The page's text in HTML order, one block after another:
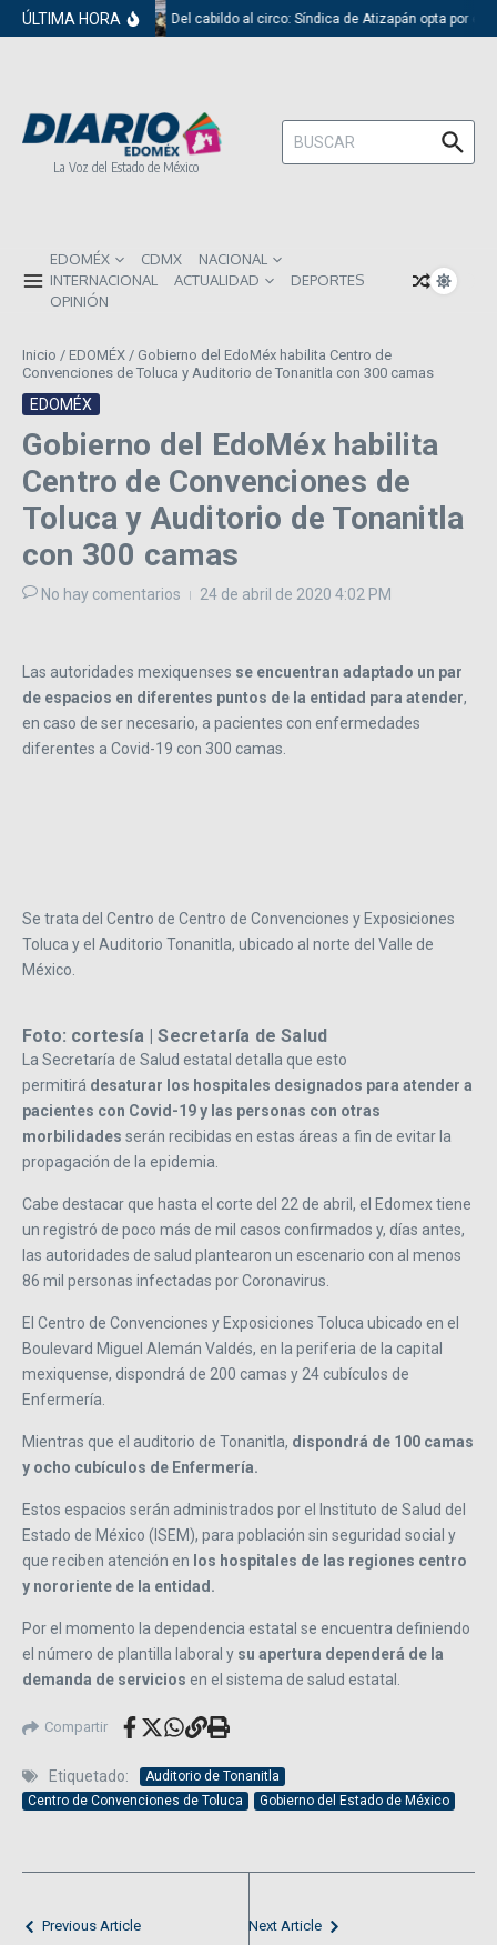
Saltar al contenido
ÚLTIMA HORA Del cabildo al circo: Síndica de Atizapán opta por el
La Voz del Estado de México
Buscar:
EDOMÉX CDMX
NACIONAL
INTERNACIONAL
ACTUALIDAD
DEPORTES
OPINIÓN
Inicio / EDOMÉX / Gobierno del EdoMéx habilita Centro de
Convenciones de Toluca y Auditorio de Tonanitla con 300 camas
EDOMÉX
Gobierno del EdoMéx habilita
Centro de Convenciones de
Toluca y Auditorio de Tonanitla
con 300 camas
No hay comentarios 24 de abril de 2020 4:02 PM
Las autoridades mexiquenses se encuentran adaptado un par
de espacios en diferentes puntos de la entidad para atender,
en caso de ser necesario, a pacientes con enfermedades
diferentes a Covid-19 con 300 camas.
Se trata del Centro de Centro de Convenciones y Exposiciones
Toluca y el Auditorio Tonanitla, ubicado al norte del Valle de
México.
Foto: cortesía | Secretaría de Salud
La Secretaría de Salud estatal detalla que esto
permitirá desaturar los hospitales designados para atender a
pacientes con Covid-19 y las personas con otras
morbilidades serán recibidas en estas áreas a fin de evitar la
propagación de la epidemia.
Cabe destacar que hasta el corte del 22 de abril, el Edomex tiene
un registró de poco más de mil casos confirmados y, días antes,
las autoridades de salud plantearon un escenario con al menos
86 mil personas infectadas por Coronavirus.
El Centro de Convenciones y Exposiciones Toluca ubicado en el
Boulevard Miguel Alemán Valdés, en la periferia de la capital
mexiquense, dispondrá de 200 camas y 24 cubículos de
Enfermería.
Mientras que el auditorio de Tonanitla, dispondrá de 100 camas
y ocho cubículos de Enfermería.
Estos espacios serán administrados por el Instituto de Salud del
Estado de México (ISEM), para población sin seguridad social y
que reciben atención en los hospitales de las regiones centro
y nororiente de la entidad.
Por el momento la dependencia estatal se encuentra definiendo
el número de plantilla laboral y su apertura dependerá de la
demanda de servicios en el sistema de salud estatal.
Compartir
Etiquetado:
Auditorio de Tonanitla
Centro de Convenciones de Toluca
Gobierno del Estado de México
Previous Article Next Article